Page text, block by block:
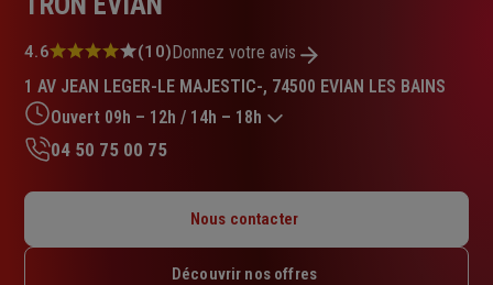
Note
4.6
sur
5
étoiles
4.6 (10)Donnez votre avis
1 AV JEAN LEGER-LE MAJESTIC-, 74500 EVIAN LES BAINS
Ouvert 09h – 12h / 14h – 18h
Mardi : 09h – 12h / 14h – 18h
Jeudi : 09h – 12h / 14h – 18h
04 50 75 00 75
Nous contacter
Découvrir nos offres